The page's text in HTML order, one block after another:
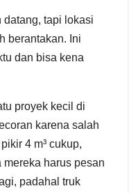
datang, tapi lokasi
berantakan. Ini
dan bisa kena
proyek kecil di
karena salah
4 m³ cukup,
mereka harus pesan
padahal truk